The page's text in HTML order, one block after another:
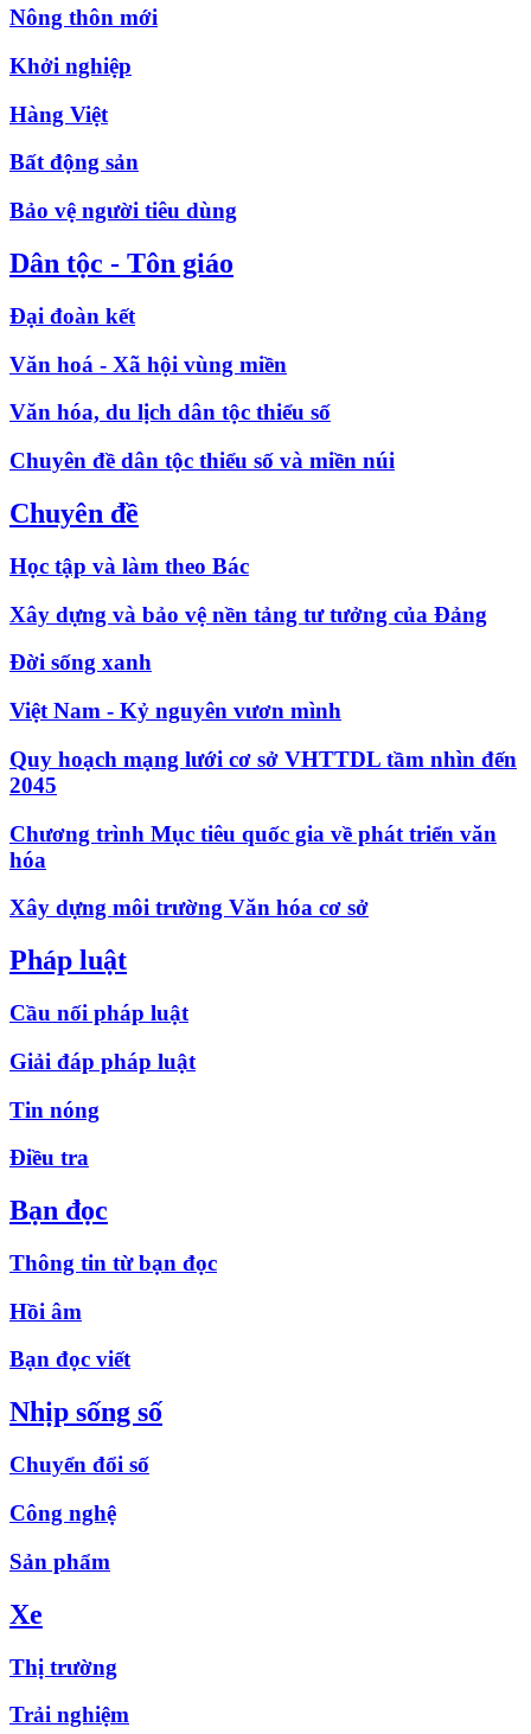
Nông thôn mới
Khởi nghiệp
Hàng Việt
Bất động sản
Bảo vệ người tiêu dùng
Dân tộc - Tôn giáo
Đại đoàn kết
Văn hoá - Xã hội vùng miền
Văn hóa, du lịch dân tộc thiểu số
Chuyên đề dân tộc thiểu số và miền núi
Chuyên đề
Học tập và làm theo Bác
Xây dựng và bảo vệ nền tảng tư tưởng của Đảng
Đời sống xanh
Việt Nam - Kỷ nguyên vươn mình
Quy hoạch mạng lưới cơ sở VHTTDL tầm nhìn đến
2045
Chương trình Mục tiêu quốc gia về phát triển văn
hóa
Xây dựng môi trường Văn hóa cơ sở
Pháp luật
Cầu nối pháp luật
Giải đáp pháp luật
Tin nóng
Điều tra
Bạn đọc
Thông tin từ bạn đọc
Hồi âm
Bạn đọc viết
Nhịp sống số
Chuyển đổi số
Công nghệ
Sản phẩm
Xe
Thị trường
Trải nghiệm